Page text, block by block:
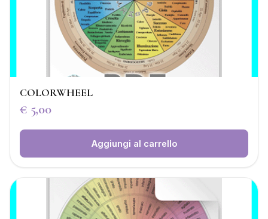
COLORWHEEL
€ 5,00
Aggiungi al carrello